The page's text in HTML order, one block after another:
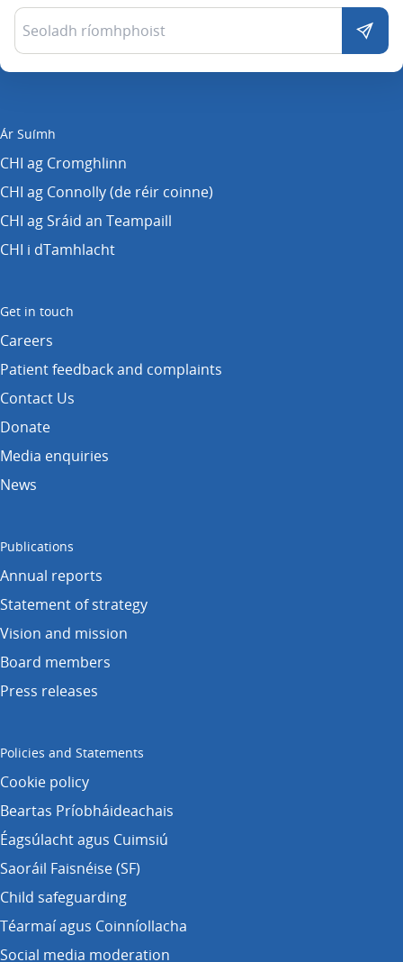
Ár Suímh
CHI ag Cromghlinn
CHI ag Connolly (de réir coinne)
CHI ag Sráid an Teampaill
CHI i dTamhlacht
Get in touch
Careers
Patient feedback and complaints
Contact Us
Donate
Media enquiries
News
Publications
Annual reports
Statement of strategy
Vision and mission
Board members
Press releases
Policies and Statements
Cookie policy
Beartas Príobháideachais
Éagsúlacht agus Cuimsiú
Saoráil Faisnéise (SF)
Child safeguarding
Téarmaí agus Coinníollacha
Social media moderation